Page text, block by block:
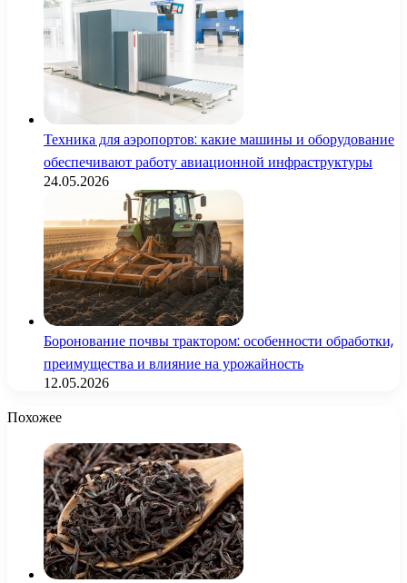
Техника для аэропортов: какие машины и оборудование
обеспечивают работу авиационной инфраструктуры
24.05.2026
Боронование почвы трактором: особенности обработки,
преимущества и влияние на урожайность
12.05.2026
Похожее